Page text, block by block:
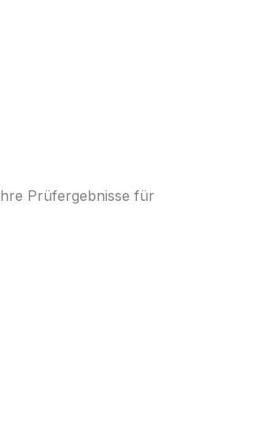
Prüfergebnisse für